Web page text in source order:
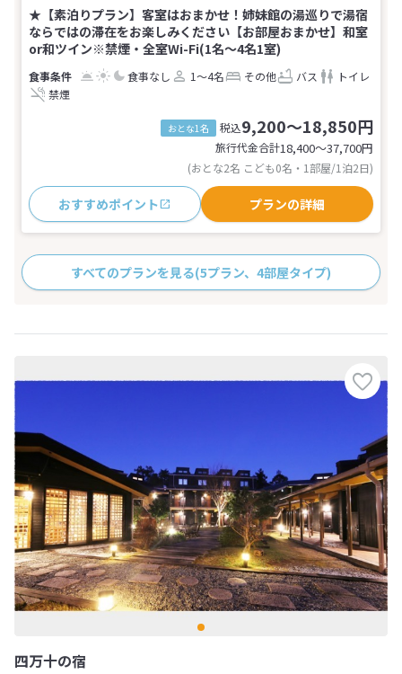
★【素泊りプラン】客室はおまかせ！姉妹館の湯巡りで湯宿
ならではの滞在をお楽しみください【お部屋おまかせ】和室
or和ツイン※禁煙・全室Wi-Fi(1名～4名1室)
食事なし 1～4名 その他 バス
トイレ
禁煙
おとな1名 税込9,200～18,850円
旅行代金合計18,400〜37,700円
(おとな2名 こども0名・1部屋/1泊2日)
おすすめポイント プランの詳細
すべてのプランを見る(5プラン、4部屋タイプ)
四万十の宿